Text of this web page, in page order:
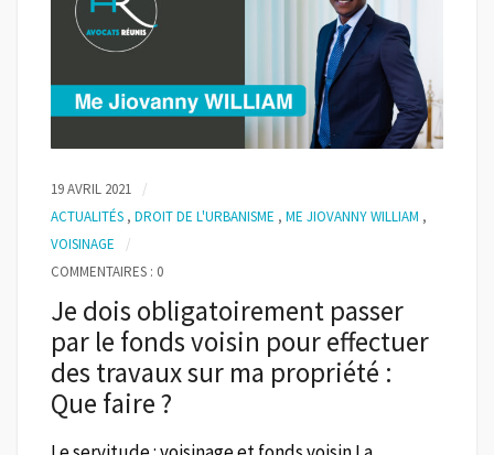
19 AVRIL 2021
ACTUALITÉS , DROIT DE L'URBANISME , ME JIOVANNY WILLIAM ,
VOISINAGE
COMMENTAIRES : 0
Je dois obligatoirement passer
par le fonds voisin pour effectuer
des travaux sur ma propriété :
Que faire ?